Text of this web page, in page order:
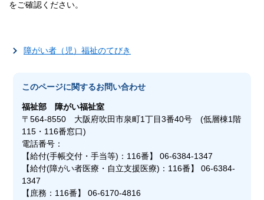
をご確認ください。
障がい者（児）福祉のてびき
このページに関するお問い合わせ
福祉部
障がい福祉室
〒564-8550 大阪府吹田市泉町1丁目3番40号 (低層棟1階
115・116番窓口)
電話番号：
【給付(手帳交付・手当等)：116番】 06-6384-1347
【給付(障がい者医療・自立支援医療)：116番】 06-6384-
1347
【庶務：116番】 06-6170-4816